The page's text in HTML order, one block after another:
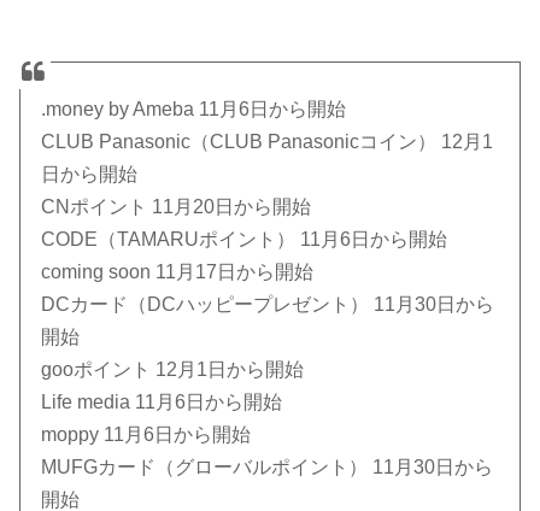
.money by Ameba 11月6日から開始
CLUB Panasonic（CLUB Panasonicコイン） 12月1
日から開始
CNポイント 11月20日から開始
CODE（TAMARUポイント） 11月6日から開始
coming soon 11月17日から開始
DCカード（DCハッピープレゼント） 11月30日から
開始
gooポイント 12月1日から開始
Life media 11月6日から開始
moppy 11月6日から開始
MUFGカード（グローバルポイント） 11月30日から
開始